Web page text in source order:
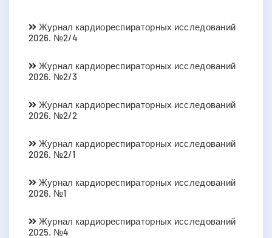
Журнал кардиореспираторных исследований
2026. №2/4
Журнал кардиореспираторных исследований
2026. №2/3
Журнал кардиореспираторных исследований
2026. №2/2
Журнал кардиореспираторных исследований
2026. №2/1
Журнал кардиореспираторных исследований
2026. №1
Журнал кардиореспираторных исследований
2025. №4